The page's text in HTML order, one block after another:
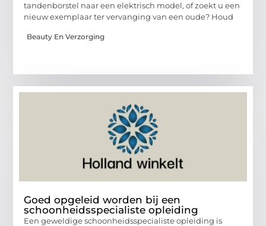
tandenborstel naar een elektrisch model, of zoekt u een
nieuw exemplaar ter vervanging van een oude? Houd
Beauty En Verzorging
Goed opgeleid worden bij een
schoonheidsspecialiste opleiding
Een geweldige schoonheidsspecialiste opleiding is